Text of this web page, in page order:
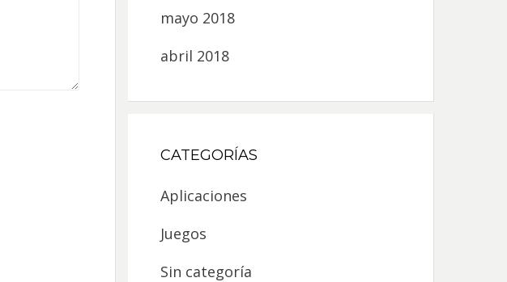
mayo 2018
abril 2018
CATEGORÍAS
Aplicaciones
Juegos
Sin categoría